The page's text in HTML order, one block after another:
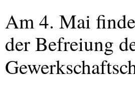
Am 4. Mai
der Befreiung